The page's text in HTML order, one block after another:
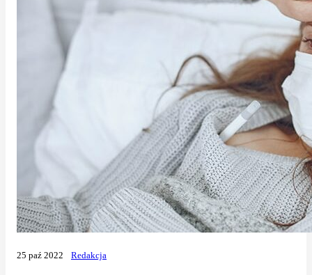
25 paź 2022 Redakcja